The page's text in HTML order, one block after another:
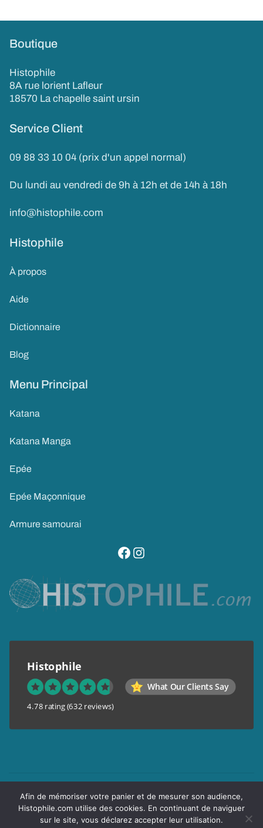
Boutique
Histophile
8A rue lorient Lafleur
18570 La chapelle saint ursin
Service Client
09 88 33 10 04 (prix d'un appel normal)
Du lundi au vendredi de 9h à 12h et de 14h à 18h
info@histophile.com
Histophile
À propos
Aide
Dictionnaire
Blog
Menu Principal
Katana
Katana Manga
Epée
Epée Maçonnique
Armure samourai
visitez notre page facebook
suivez notre compte instagram
Histophile
What Our Clients Say
4.78 rating (632 reviews)
Conditions générales de vente
Garantie de confidentialité
Afin de mémoriser votre panier et de mesurer son audience,
Histophile.com utilise des cookies. En continuant de naviguer
sur le site, vous déclarez accepter leur utilisation.